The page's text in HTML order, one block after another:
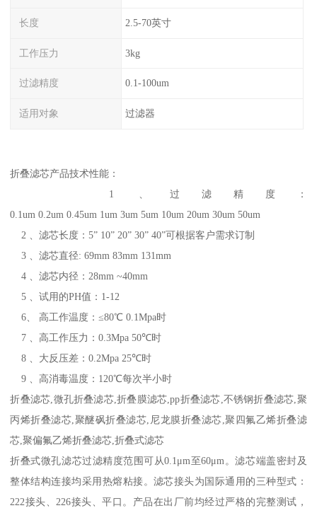
长度 2.5-70英寸
工作压力 3kg
过滤精度 0.1-100um
适用对象 过滤器
折叠滤芯产品技术性能：
1 、过滤精度：
0.1um 0.2um 0.45um 1um 3um 5um 10um 20um 30um 50um
2 、滤芯长度：5” 10” 20” 30” 40”可根据客户需求订制
3 、滤芯直径: 69mm 83mm 131mm
4 、滤芯内径：28mm ~40mm
5 、试用的PH值：1-12
6、 高工作温度：≤80℃ 0.1Mpa时
7 、高工作压力：0.3Mpa 50℃时
8 、大反压差：0.2Mpa 25℃时
9 、高消毒温度：120℃每次半小时
折叠滤芯,微孔折叠滤芯,折叠膜滤芯,pp折叠滤芯,不锈钢折叠滤芯,聚
丙烯折叠滤芯,聚醚砜折叠滤芯,尼龙膜折叠滤芯,聚四氟乙烯折叠滤
芯,聚偏氟乙烯折叠滤芯,折叠式滤芯
折叠式微孔滤芯过滤精度范围可从0.1μm至60μm。滤芯端盖密封及
整体结构连接均采用热熔粘接。滤芯接头为国际通用的三种型式：
222接头、226接头、平口。产品在出厂前均经过严格的完整测试，